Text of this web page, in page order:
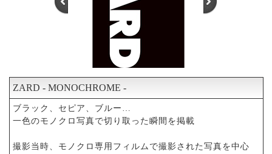
ZARD - MONOCHROME -
ブラック、セピア、ブルー…
一色のモノクロ写真で切り取った瞬間を掲載
撮影当時、モノクロ専用フィルムで撮影された写真を中心